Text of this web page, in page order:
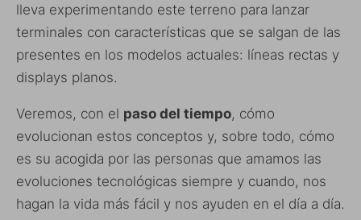
lleva experimentando este terreno para lanzar
terminales con características que se salgan de las
presentes en los modelos actuales: líneas rectas y
displays planos.
Veremos, con el paso del tiempo, cómo
evolucionan estos conceptos y, sobre todo, cómo
es su acogida por las personas que amamos las
evoluciones tecnológicas siempre y cuando, nos
hagan la vida más fácil y nos ayuden en el día a día.